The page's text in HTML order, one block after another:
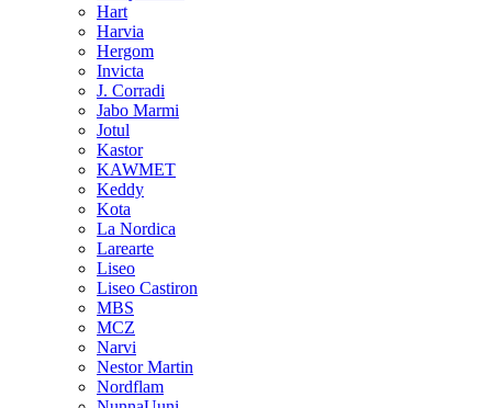
Hart
Harvia
Hergom
Invicta
J. Corradi
Jabo Marmi
Jotul
Kastor
KAWMET
Keddy
Kota
La Nordica
Larearte
Liseo
Liseo Castiron
MBS
MCZ
Narvi
Nestor Martin
Nordflam